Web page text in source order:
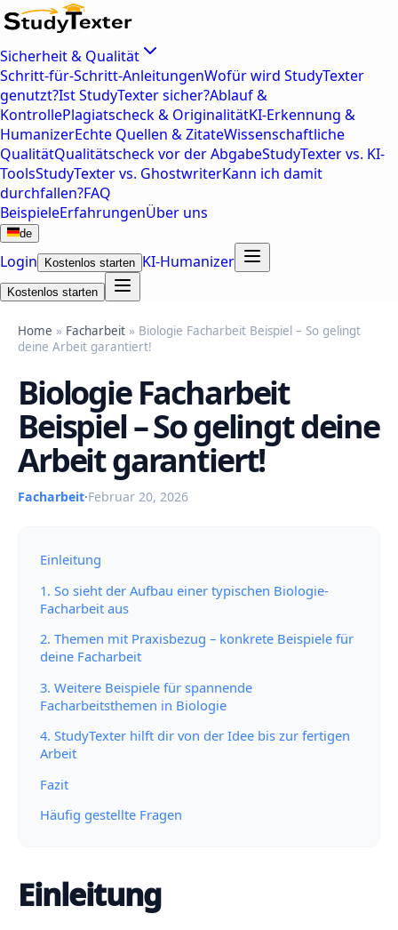
Sicherheit & Qualität
Schritt-für-Schritt-AnleitungenWofür wird StudyTexter
genutzt?Ist StudyTexter sicher?Ablauf &
KontrollePlagiatscheck & OriginalitätKI-Erkennung &
HumanizerEchte Quellen & ZitateWissenschaftliche
QualitätQualitätscheck vor der AbgabeStudyTexter vs. KI-
ToolsStudyTexter vs. GhostwriterKann ich damit
durchfallen?FAQ
BeispieleErfahrungenÜber uns
de
Login Kostenlos starten KI-Humanizer
Kostenlos starten
Home » Facharbeit » Biologie Facharbeit Beispiel – So gelingt
deine Arbeit garantiert!
Biologie Facharbeit
Beispiel – So gelingt deine
Arbeit garantiert!
Facharbeit·Februar 20, 2026
Einleitung
1. So sieht der Aufbau einer typischen Biologie-
Facharbeit aus
2. Themen mit Praxisbezug – konkrete Beispiele für
deine Facharbeit
3. Weitere Beispiele für spannende
Facharbeitsthemen in Biologie
4. StudyTexter hilft dir von der Idee bis zur fertigen
Arbeit
Fazit
Häufig gestellte Fragen
Einleitung